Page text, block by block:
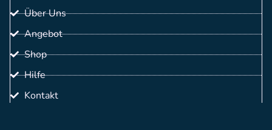
Über Uns
Angebot
Shop
Hilfe
Kontakt